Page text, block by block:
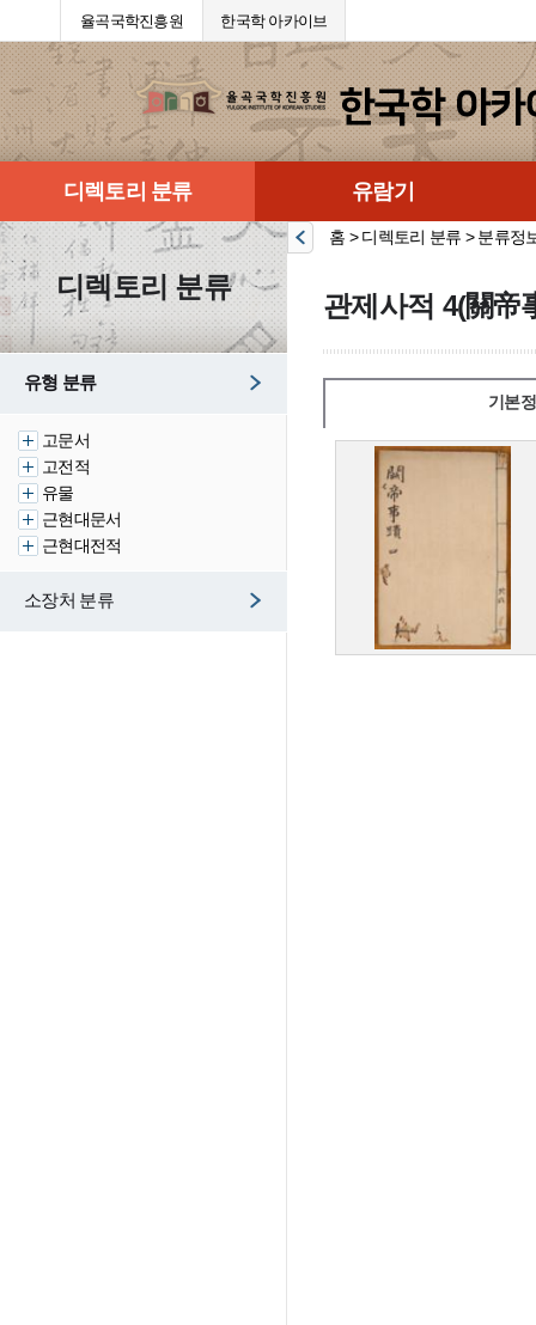
율곡국학진흥원 한국학 아카이브
디렉토리 분류 유람기
디렉토리 분류
유형 분류
고문서
고전적
유물
근현대문서
근현대전적
소장처 분류
홈 > 디렉토리 분류 > 분류정
관제사적 4(關帝
기본